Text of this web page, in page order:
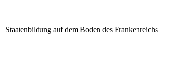
Staatenbildung auf dem Boden des Frankenreichs